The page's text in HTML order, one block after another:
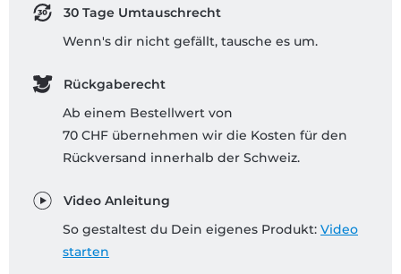
30 Tage Umtauschrecht
Wenn's dir nicht gefällt, tausche es um.
Rückgaberecht
Ab einem Bestellwert von
70 CHF übernehmen wir die Kosten für den
Rückversand innerhalb der Schweiz.
Video Anleitung
So gestaltest du Dein eigenes Produkt: Video
starten